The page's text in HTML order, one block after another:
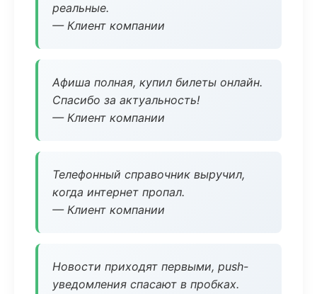
реальные.
— Клиент компании
Афиша полная, купил билеты онлайн.
Спасибо за актуальность!
— Клиент компании
Телефонный справочник выручил,
когда интернет пропал.
— Клиент компании
Новости приходят первыми, push-
уведомления спасают в пробках.